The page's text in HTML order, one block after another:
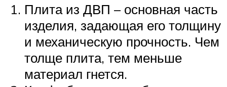
Плита из ДВП – основная часть
изделия, задающая его толщину
и механическую прочность. Чем
толще плита, тем меньше
материал гнется.